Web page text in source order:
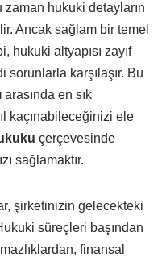
hukuki detayların
Ancak sağlam bir temel
hukuki altyapısı zayıf
karşılaşır. Bu
arasında en sık
kaçınabileceğinizi ele
çerçevesinde
sağlamaktır.
şirketinizin gelecekteki
süreçleri başından
finansal